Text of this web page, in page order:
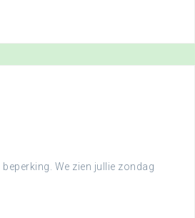
We zien jullie zondag